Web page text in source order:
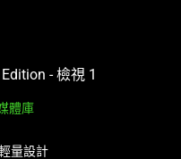
體庫
量設計